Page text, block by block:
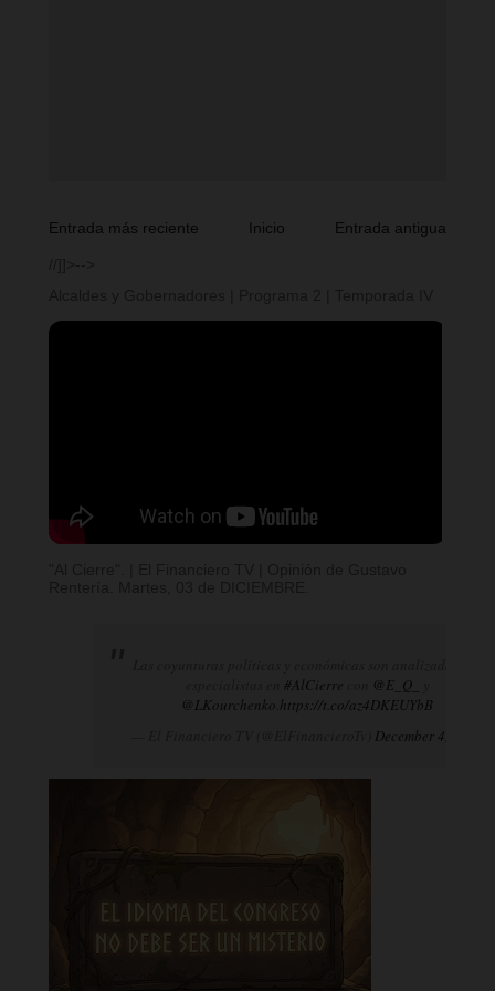
Entrada más reciente Entrada antigua
Inicio
#AlCierre @E_Q_
@LKourchenko https://t.co/az4DKEUYbB
December 4, 2024